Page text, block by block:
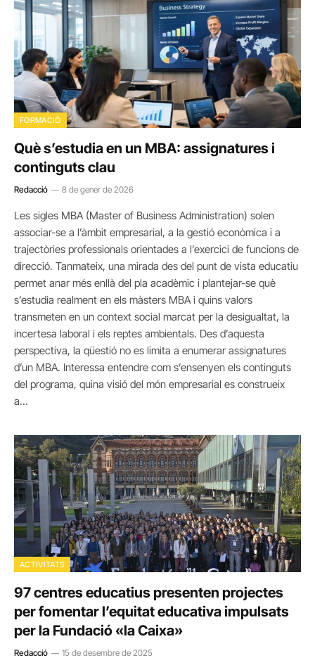
FORMACIÓ
Què s’estudia en un MBA: assignatures i
continguts clau
Redacció 8 de gener de 2026
Les sigles MBA (Master of Business Administration) solen
associar-se a l’àmbit empresarial, a la gestió econòmica i a
trajectòries professionals orientades a l’exercici de funcions de
direcció. Tanmateix, una mirada des del punt de vista educatiu
permet anar més enllà del pla acadèmic i plantejar-se què
s’estudia realment en els màsters MBA i quins valors
transmeten en un context social marcat per la desigualtat, la
incertesa laboral i els reptes ambientals. Des d’aquesta
perspectiva, la qüestió no es limita a enumerar assignatures
d’un MBA. Interessa entendre com s’ensenyen els continguts
del programa, quina visió del món empresarial es construeix
a…
ACTIVITATS
97 centres educatius presenten projectes
per fomentar l’equitat educativa impulsats
per la Fundació «la Caixa»
Redacció 15 de desembre de 2025